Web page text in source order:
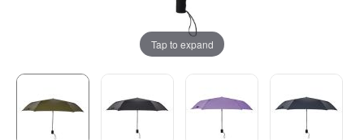
Tap to expand